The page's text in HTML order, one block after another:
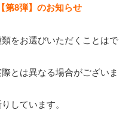
第8弾】のお知らせ
をお選びいただくことはで
とは異なる場合がございま
しています。